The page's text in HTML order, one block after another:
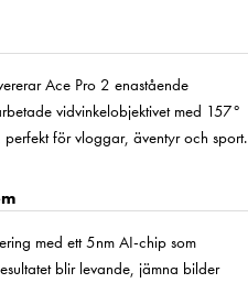
Ace Pro 2 enastående
vidvinkelobjektivet med 157°
för vloggar, äventyr och sport.
med ett 5nm AI-chip som
blir levande, jämna bilder